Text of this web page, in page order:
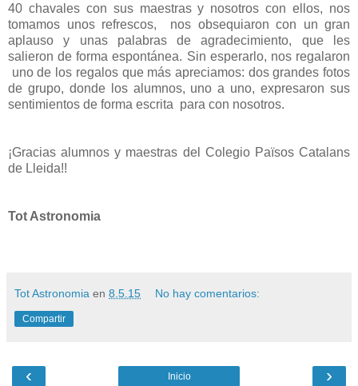
40 chavales con sus maestras y nosotros con ellos, nos
tomamos unos refrescos, nos obsequiaron con un gran
aplauso y unas palabras de agradecimiento, que les
salieron de forma espontánea. Sin esperarlo, nos regalaron
uno de los regalos que más apreciamos: dos grandes fotos
de grupo, donde los alumnos, uno a uno, expresaron sus
sentimientos de forma escrita para con nosotros.
¡Gracias alumnos y maestras del Colegio Països Catalans
de Lleida!!
Tot Astronomia
Tot Astronomia en 8.5.15 No hay comentarios:
Compartir
‹ ›
Inicio